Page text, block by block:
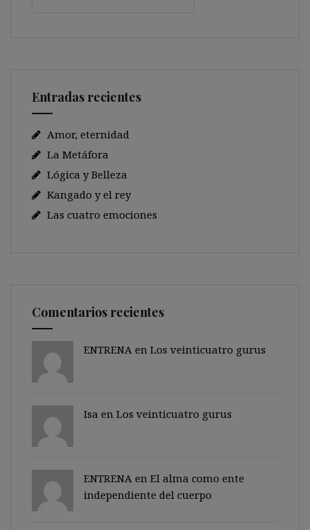
Entradas recientes
Amor, eternidad
La Metáfora
Lógica y Belleza
Kangado y el rey
Las cuatro emociones
Comentarios recientes
ENTRENA en Los veinticuatro gurus
Isa en Los veinticuatro gurus
ENTRENA en El alma como ente
independiente del cuerpo